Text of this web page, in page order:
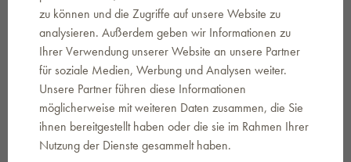
Wandschlauchbox PowerRoll XL:
Abmessungen (L x B x H): 66,2 x 26,2 x 57,7 cm
Maße ohne Wandhalterung (L x B x H): 61 x 26,1 x 52,4 cm
Schlauchlänge: 35 m
Schlauchdurchmesser: 13 mm (1/2")
um 180° drehbar
Lieferumfang der PowerRoll XL Akku-
zu können und die Zugriffe auf unsere Website zu
analysieren. Außerdem geben wir Informationen zu
Ihrer Verwendung unserer Website an unsere Partner
für soziale Medien, Werbung und Analysen weiter.
Unsere Partner führen diese Informationen
möglicherweise mit weiteren Daten zusammen, die Sie
ihnen bereitgestellt haben oder die sie im Rahmen Ihrer
Nutzung der Dienste gesammelt haben.